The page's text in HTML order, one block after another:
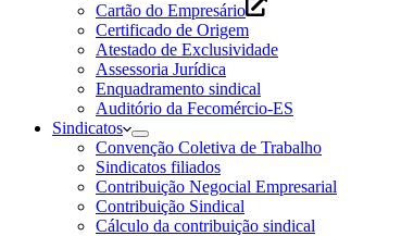
Cartão do Empresário
Certificado de Origem
Atestado de Exclusividade
Assessoria Jurídica
Enquadramento sindical
Auditório da Fecomércio-ES
Sindicatos
Convenção Coletiva de Trabalho
Sindicatos filiados
Contribuição Negocial Empresarial
Contribuição Sindical
Cálculo da contribuição sindical